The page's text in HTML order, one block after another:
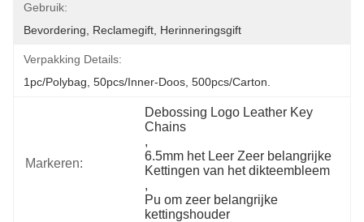
Gebruik:
Bevordering, Reclamegift, Herinneringsgift
Verpakking Details:
1pc/polybag, 50pcs/inner-Doos, 500pcs/carton.
Markeren:
Debossing Logo Leather Key
Chains
,
6.5mm het Leer Zeer belangrijke
Kettingen van het dikteembleem
,
Pu om zeer belangrijke
kettingshouder